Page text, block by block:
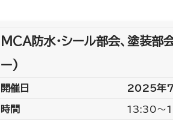
MCA防水・シール部会、塗装
ー)
開催日 2025年7
時間 13:30～